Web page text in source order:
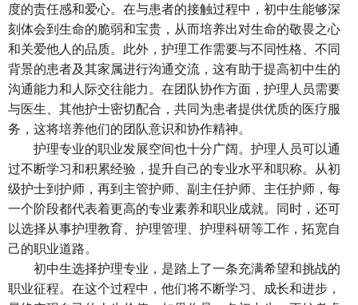
度的责任感和爱心。在与患者的接触过程中，初中生能够深
刻体会到生命的脆弱和宝贵，从而培养出对生命的敬畏之心
和关爱他人的品质。此外，护理工作需要与不同性格、不同
背景的患者及其家属进行沟通交流，这有助于提高初中生的
沟通能力和人际交往能力。在团队协作方面，护理人员需要
与医生、其他护士密切配合，共同为患者提供优质的医疗服
务，这将培养他们的团队意识和协作精神。
护理专业的职业发展空间也十分广阔。护理人员可以通
过不断学习和积累经验，提升自己的专业水平和职称。从初
级护士到护师，再到主管护师、副主任护师、主任护师，每
一个阶段都代表着更高的专业素养和职业成就。同时，还可
以选择从事护理教育、护理管理、护理科研等工作，拓宽自
己的职业道路。
初中生选择护理专业，是踏上了一条充满希望和挑战的
职业征程。在这个过程中，他们将不断学习、成长和进步，